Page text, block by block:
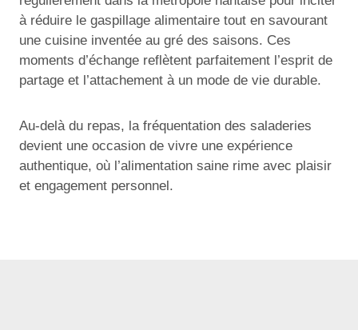
à réduire le gaspillage alimentaire tout en savourant
une cuisine inventée au gré des saisons. Ces
moments d’échange reflètent parfaitement l’esprit de
partage et l’attachement à un mode de vie durable.
Au-delà du repas, la fréquentation des saladeries
devient une occasion de vivre une expérience
authentique, où l’alimentation saine rime avec plaisir
et engagement personnel.